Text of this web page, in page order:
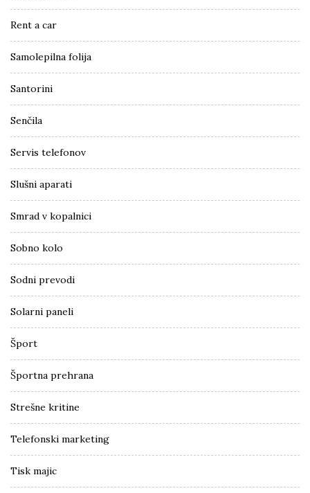
Rent a car
Samolepilna folija
Santorini
Senčila
Servis telefonov
Slušni aparati
Smrad v kopalnici
Sobno kolo
Sodni prevodi
Solarni paneli
Šport
Športna prehrana
Strešne kritine
Telefonski marketing
Tisk majic